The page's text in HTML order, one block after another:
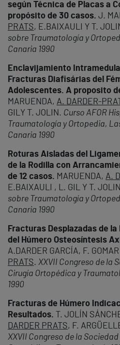
según Técnica de Placas a
propósito de 30 casos. J.
PRATS, E.BAIXAULI Y T.
sobre Traumatología y
Canaria 1990
Enclavijamiento
Fracturas Diafisárias del
Adolescentes. A proposito
MARUENDA, A. DARDER-
GILY T. JOLIN. Curso AFOR
Traumatología y Ortopedia,
Canaria 1990
Roturas Aisladas del
de la Rodilla con
de 12 casos. MARUENDA, A.
E.BAIXAULI , L. GIL Y T.
sobre Traumatología y
Canaria 1990
Fracturas Desplazadas de
del Húmero Osteosíntesis
A.DARDER GARCÍA, F.
PRATS. XXVII Congreso de la
Cirugía Ortopédica y
1990
Fracturas de Húmero
Resultados. T. JOLÍN
DARDER PRATS, F.
XXVII Congreso de la